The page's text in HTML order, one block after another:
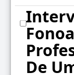
De